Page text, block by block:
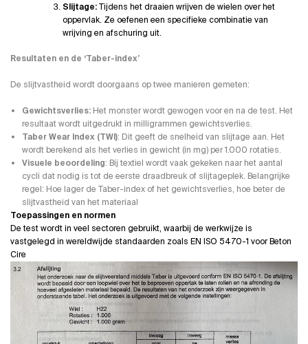
Slijtage:Tijdens het draaien wrijven de wielen over het
oppervlak. Ze oefenen een specifieke combinatie van
wrijving en afschuring uit.
Resultaten en de ‘Taber-index’
De slijtvastheid wordt doorgaans op twee manieren gemeten:
Gewichtsverlies: Het monster wordt gewogen voor en na de test. Het
resultaat wordt uitgedrukt in milligrammen gewichtsverlies.
Taber Wear Index (TWI): Dit geeft de snelheid van slijtage aan. Het
wordt berekend als het verlies in gewicht (in mg) per 1.000 rotaties.
Visuele beoordeling: Bij textiel wordt vaak gekeken naar het aantal
cycli dat nodig is tot de eerste draadbreuk of slijtageplek. Belangrijke
regel: Hoe lager de Taber-index of het gewichtsverlies, hoe beter de
slijtvastheid van het materiaal
Toepassingen en normen
De test wordt in veel sectoren gebruikt, waarbij de werkwijze is
vastgelegd in wereldwijde standaarden zoals EN ISO 5470-1 voor Beton
Cire